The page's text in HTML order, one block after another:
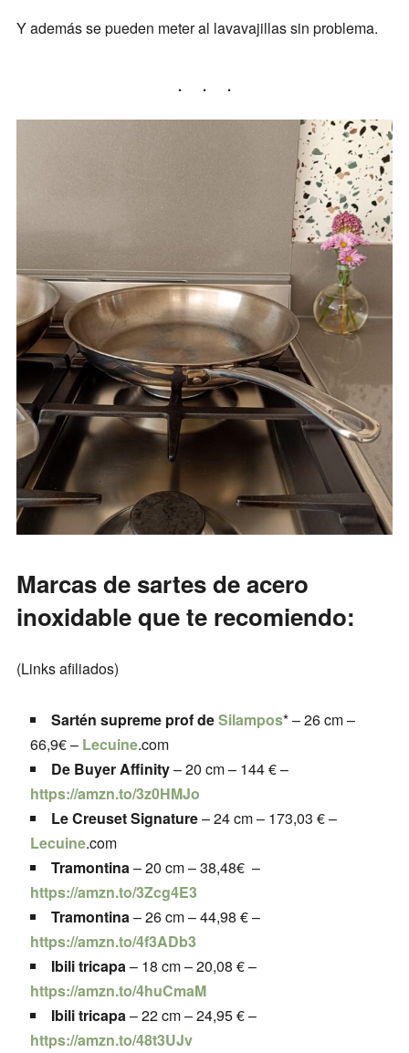
Y además se pueden meter al lavavajillas sin problema.
Marcas de sartes de acero
inoxidable que te recomiendo:
(Links afiliados)
Sartén supreme prof deSilampos* – 26 cm –
66,9€ – Lecuine.com
De Buyer Affinity– 20 cm – 144 € –
https://amzn.to/3z0HMJo
Le Creuset Signature– 24 cm – 173,03 € –
Lecuine.com
Tramontina– 20 cm – 38,48€ –
https://amzn.to/3Zcg4E3
Tramontina– 26 cm – 44,98 € –
https://amzn.to/4f3ADb3
Ibili tricapa– 18 cm – 20,08 € –
https://amzn.to/4huCmaM
Ibili tricapa– 22 cm – 24,95 € –
https://amzn.to/48t3UJv